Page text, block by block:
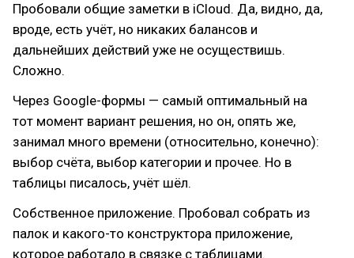
Пробовали общие заметки в iCloud. Да, видно, да,
вроде, есть учёт, но никаких балансов и
дальнейших действий уже не осуществишь.
Сложно.
Через Google-формы — самый оптимальный на
тот момент вариант решения, но он, опять же,
занимал много времени (относительно, конечно):
выбор счёта, выбор категории и прочее. Но в
таблицы писалось, учёт шёл.
Собственное приложение. Пробовал собрать из
палок и какого-то конструктора приложение,
которое работало в связке с таблицами.